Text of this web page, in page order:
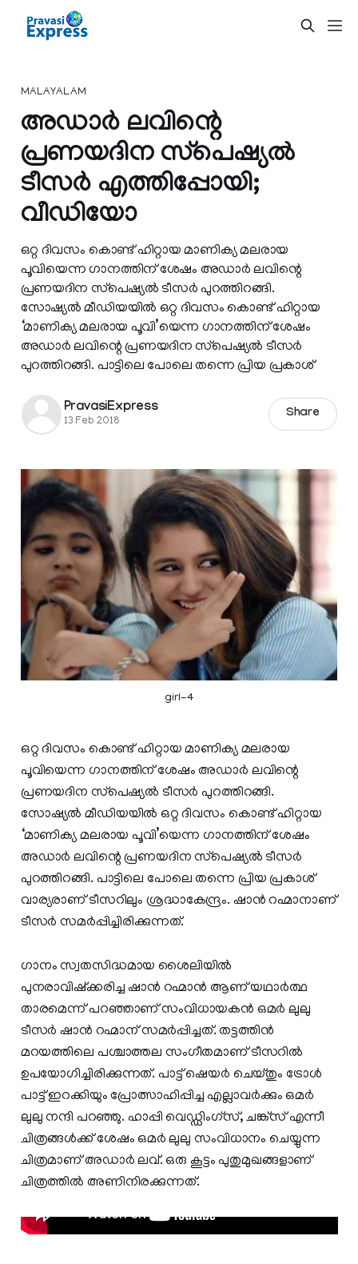
MALAYALAM
അഡാര്‍ ലവിന്റെ
പ്രണയദിന സ്‌പെഷ്യല്‍
ടീസര്‍ എത്തിപ്പോയി;
വീഡിയോ
ഒറ്റ ദിവസം കൊണ്ട് ഹിറ്റായ മാണിക്യ മലരായ
പൂവിയെന്ന ഗാനത്തിന് ശേഷം അഡാര്‍ ലവിന്റെ
പ്രണയദിന സ്‌പെഷ്യല്‍ ടീസര്‍ പുറത്തിറങ്ങി.
സോഷ്യല്‍ മീഡിയയില്‍ ഒറ്റ ദിവസം കൊണ്ട് ഹിറ്റായ
‘മാണിക്യ മലരായ പൂവി’യെന്ന ഗാനത്തിന് ശേഷം
അഡാര്‍ ലവിന്റെ പ്രണയദിന സ്‌പെഷ്യല്‍ ടീസര്‍
പുറത്തിറങ്ങി. പാട്ടിലെ പോലെ തന്നെ പ്രിയ പ്രകാശ്
PravasiExpress
13 Feb 2018
Share
girl-4
ഒറ്റ ദിവസം കൊണ്ട് ഹിറ്റായ മാണിക്യ മലരായ
പൂവിയെന്ന ഗാനത്തിന് ശേഷം അഡാര്‍ ലവിന്റെ
പ്രണയദിന സ്‌പെഷ്യല്‍ ടീസര്‍ പുറത്തിറങ്ങി.
സോഷ്യല്‍ മീഡിയയില്‍ ഒറ്റ ദിവസം കൊണ്ട് ഹിറ്റായ
‘മാണിക്യ മലരായ പൂവി’യെന്ന ഗാനത്തിന് ശേഷം
അഡാര്‍ ലവിന്റെ പ്രണയദിന സ്‌പെഷ്യല്‍ ടീസര്‍
പുറത്തിറങ്ങി. പാട്ടിലെ പോലെ തന്നെ പ്രിയ പ്രകാശ്
വാര്യരാണ് ടീസറിലും ശ്രദ്ധാകേന്ദ്രം. ഷാന്‍ റഹ്മാനാണ്
ടീസര്‍ സമര്‍പ്പിച്ചിരിക്കുന്നത്.
ഗാനം സ്വതസിദ്ധമായ ശൈലിയില്‍
പുനരാവിഷ്‌ക്കരിച്ച ഷാന്‍ റഹ്മാന്‍ ആണ് യഥാര്‍ത്ഥ
താരമെന്ന് പറഞ്ഞാണ് സംവിധായകന്‍ ഒമര്‍ ലുലു
ടീസര്‍ ഷാന്‍ റഹ്മാന് സമര്‍പ്പിച്ചത്. തട്ടത്തിന്‍
മറയത്തിലെ പശ്ചാത്തല സംഗീതമാണ് ടീസറില്‍
ഉപയോഗിച്ചിരിക്കുന്നത്. പാട്ട് ഷെയര്‍ ചെയ്തും ട്രോള്‍
പാട്ട് ഇറക്കിയും പ്രോത്സാഹിപ്പിച്ച എല്ലാവര്‍ക്കും ഒമര്‍
ലുലു നന്ദി പറഞ്ഞു. ഹാപ്പി വെഡ്ഡിംഗ്‌സ്, ചങ്ക്‌സ് എന്നീ
ചിത്രങ്ങള്‍ക്ക് ശേഷം ഒമര്‍ ലുലു സംവിധാനം ചെയ്യുന്ന
ചിത്രമാണ് അഡാര്‍ ലവ്. ഒരു കൂട്ടം പുതുമുഖങ്ങളാണ്
ചിത്രത്തില്‍ അണിനിരക്കുന്നത്.